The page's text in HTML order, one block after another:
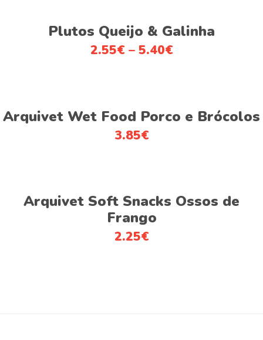
Ver opções
product
may
page
Plutos Queijo & Galinha
2.55€ – 5.40€
Adicionar
Arquivet Wet Food Porco e Brócolos
3.85€
Adicionar
Arquivet Soft Snacks Ossos de
Frango
2.25€